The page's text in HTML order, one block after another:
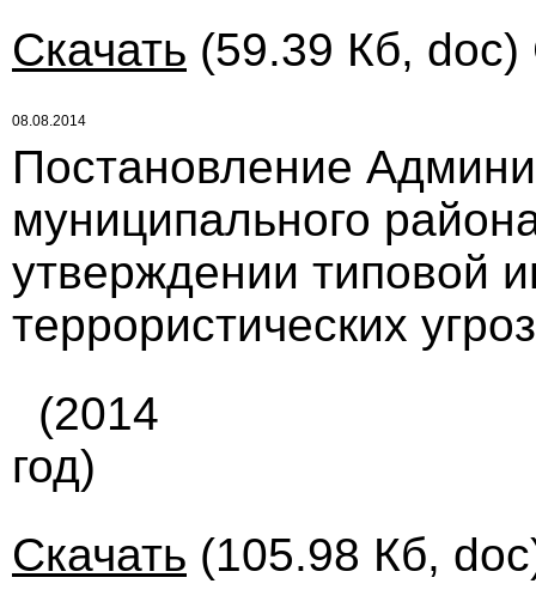
Скачать (59.39 Кб, doc)
08.08.2014
Постановление
муниципального
утверждении типовой
террористических
(2014
год)
Скачать (105.98 Кб,